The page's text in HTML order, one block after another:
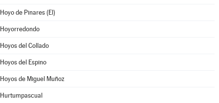
Hoyo de Pinares (El)
Hoyorredondo
Hoyos del Collado
Hoyos del Espino
Hoyos de Miguel Muñoz
Hurtumpascual